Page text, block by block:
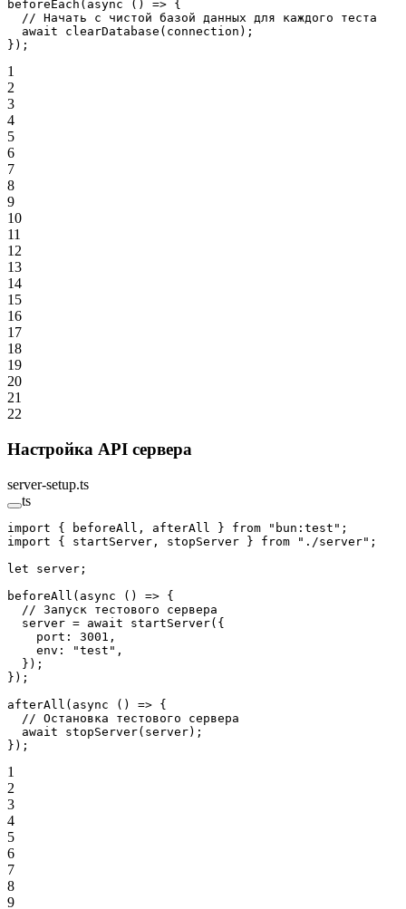
beforeEach ( async () => {
  // Начать с чистой базой данных для каждого теста
  await
clearDatabase (connection);
});
1
2
3
4
5
6
7
8
9
10
11
12
13
14
15
16
17
18
19
20
21
22
Настройка API сервера
server-setup.ts
ts
import { beforeAll, afterAll } from "bun:test" ;
import { startServer, stopServer } from "./server" ;
let server;
beforeAll ( async () => {
  // Запуск тестового сервера
  server
= await startServer({
    port:
3001 ,
    env:
"test" ,
  });
});
afterAll ( async () => {
  // Остановка тестового сервера
  await
stopServer(server);
});
1
2
3
4
5
6
7
8
9